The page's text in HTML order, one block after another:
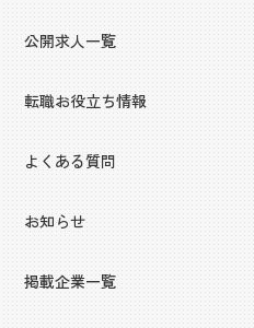
公開求人一覧
転職お役立ち情報
よくある質問
お知らせ
掲載企業一覧